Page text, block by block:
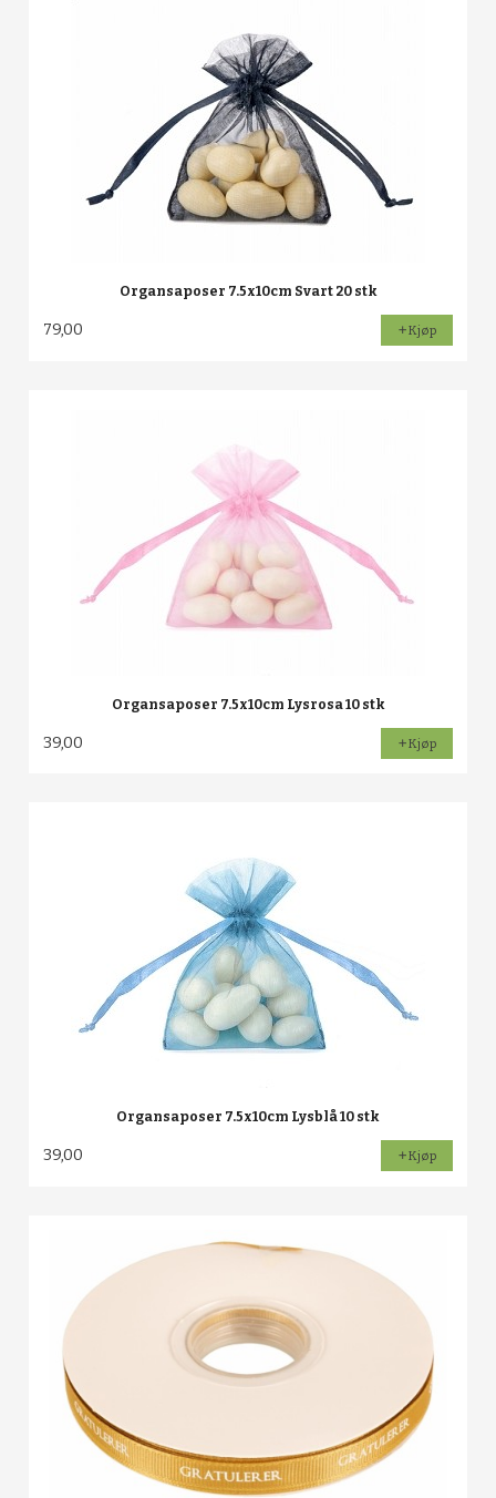
Organsaposer 7.5x10cm Svart 20 stk
79,00 Kjøp
Organsaposer 7.5x10cm Lysrosa 10 stk
39,00 Kjøp
Organsaposer 7.5x10cm Lysblå 10 stk
39,00 Kjøp